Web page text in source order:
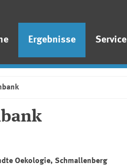
Ergebnisse Service
Oekologie, Schmallenberg